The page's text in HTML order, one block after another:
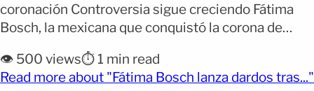
coronación Controversia sigue creciendo Fátima
Bosch, la mexicana que conquistó la corona de
para denunciar la ola de mensajes violentos y de
odio que ha recibido desde su triunfo el pasado 21
👁️ 500 views⏱️ 1 min read
Read more about "Fátima Bosch lanza dardos tras..."